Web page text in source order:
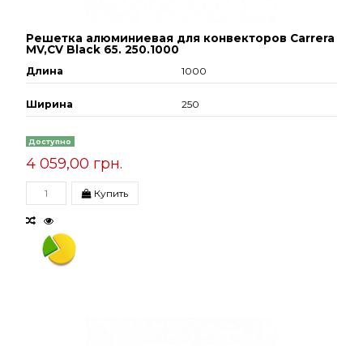
Решетка алюминиевая для конвекторов Carrera
МV,СV Black 65. 250.1000
Длина 1000
Ширина 250
Доступно
4 059,00 грн.
Купить